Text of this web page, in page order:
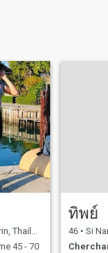
45 - 70
ทิพย์
46 • Si